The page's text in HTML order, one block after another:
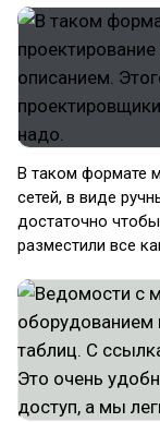
В таком формате
сетей, в виде
достаточно
разместили все